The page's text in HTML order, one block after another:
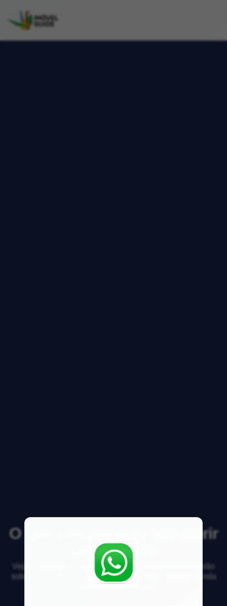
O que precisa para transferir
um imóvel?
Veja respostas de especialistas e participe da discussão
sobre mercado imobiliário, financiamento, compra, venda
e locação de imóveis